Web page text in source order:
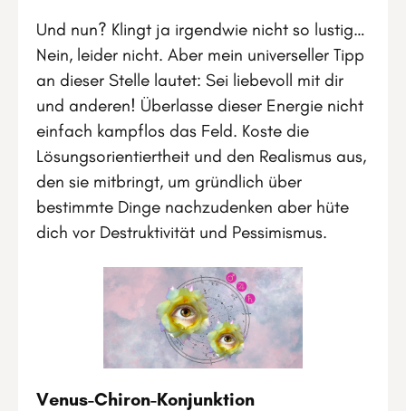
Und nun? Klingt ja irgendwie nicht so lustig…
Nein, leider nicht. Aber mein universeller Tipp
an dieser Stelle lautet: Sei liebevoll mit dir
und anderen! Überlasse dieser Energie nicht
einfach kampflos das Feld. Koste die
Lösungsorientiertheit und den Realismus aus,
den sie mitbringt, um gründlich über
bestimmte Dinge nachzudenken aber hüte
dich vor Destruktivität und Pessimismus.
Venus-Chiron-Konjunktion